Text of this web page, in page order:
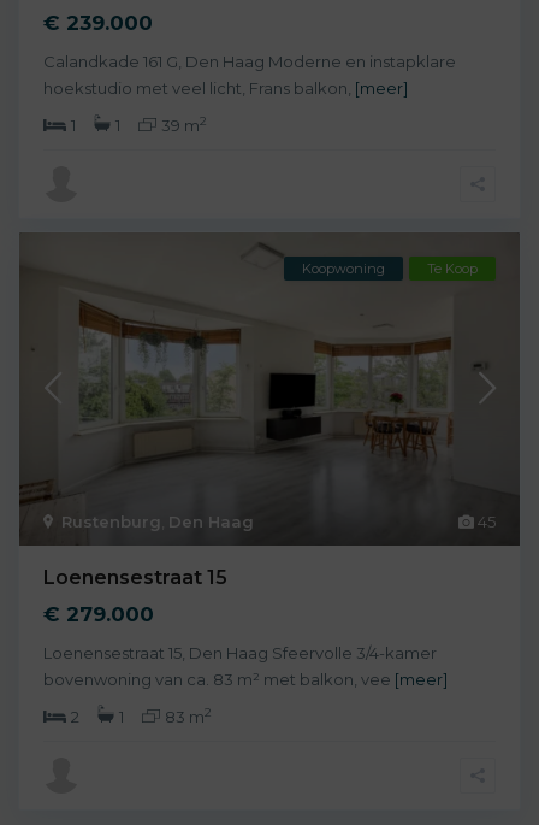
€ 239.000
Calandkade 161 G, Den Haag Moderne en instapklare
hoekstudio met veel licht, Frans balkon, [meer]
1
1 39 m2
45
Rustenburg Den Haag
Koopwoning Te Koop
Loenensestraat 15
€ 279.000
Loenensestraat 15, Den Haag Sfeervolle 3/4-kamer
bovenwoning van ca. 83 m² met balkon, vee [meer]
2
1 83 m2